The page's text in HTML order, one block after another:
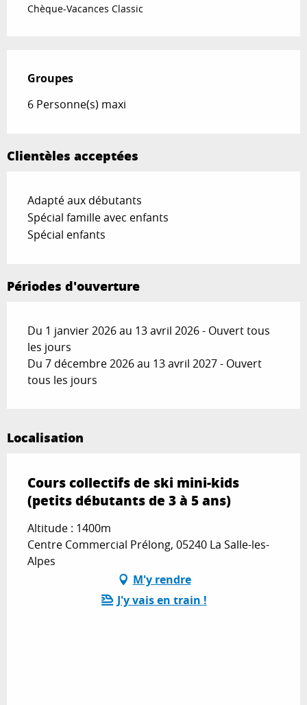
Chèque-Vacances Classic
Groupes
Groupes
6 Personne(s) maxi
Clientèles acceptées
Adapté aux débutants
Spécial famille avec enfants
Spécial enfants
Périodes d'ouverture
Du 1 janvier 2026 au 13 avril 2026 - Ouvert tous
les jours
Du 7 décembre 2026 au 13 avril 2027 - Ouvert
tous les jours
Localisation
Cours collectifs de ski mini-kids
(petits débutants de 3 à 5 ans)
Altitude : 1400m
Centre Commercial Prélong, 05240 La Salle-les-
Alpes
M'y rendre
J'y vais en train !